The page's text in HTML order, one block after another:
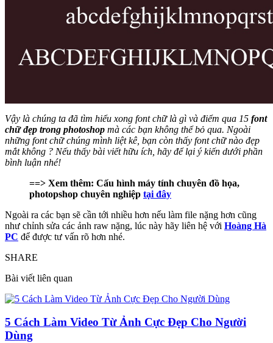
Vậy là chúng ta đã tìm hiểu xong font chữ là gì và điểm qua 15 font
chữ đẹp trong photoshop mà các bạn không thể bỏ qua. Ngoài
những font chữ chúng mình liệt kê, bạn còn thấy font chữ nào đẹp
mắt không ? Nếu thấy bài viết hữu ích, hãy để lại ý kiến dưới phần
bình luận nhé!
==> Xem thêm: Cấu hình máy tính chuyên đồ họa,
photopshop chuyên nghiệp tại đây
Ngoài ra các bạn sẽ cần tới nhiều hơn nếu làm file nặng hơn cũng
như chỉnh sửa các ảnh raw nặng, lúc này hãy liên hệ với Hoàng Hà
PC để được tư vấn rõ hơn nhé.
SHARE
Bài viết liên quan
5 Cách Làm Video Từ Ảnh Cực Đẹp Cho Người
Dùng